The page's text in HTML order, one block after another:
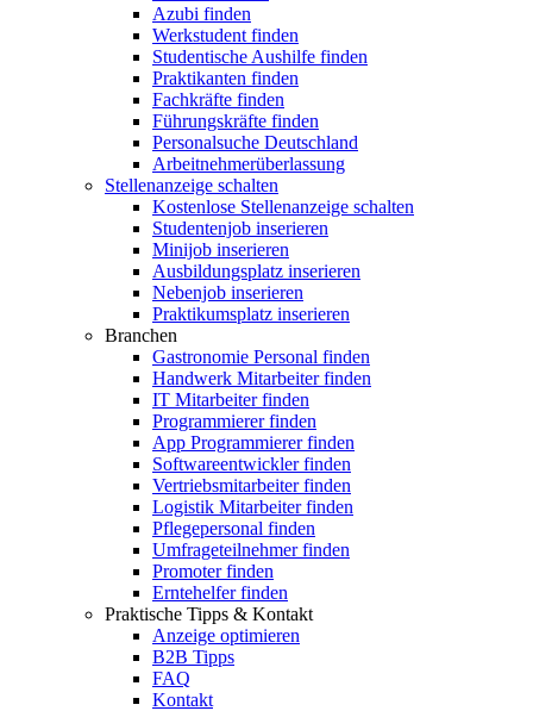
Azubi finden
Werkstudent finden
Studentische Aushilfe finden
Praktikanten finden
Fachkräfte finden
Führungskräfte finden
Personalsuche Deutschland
Arbeitnehmerüberlassung
Stellenanzeige schalten
Kostenlose Stellenanzeige schalten
Studentenjob inserieren
Minijob inserieren
Ausbildungsplatz inserieren
Nebenjob inserieren
Praktikumsplatz inserieren
Branchen
Gastronomie Personal finden
Handwerk Mitarbeiter finden
IT Mitarbeiter finden
Programmierer finden
App Programmierer finden
Softwareentwickler finden
Vertriebsmitarbeiter finden
Logistik Mitarbeiter finden
Pflegepersonal finden
Umfrageteilnehmer finden
Promoter finden
Erntehelfer finden
Praktische Tipps & Kontakt
Anzeige optimieren
B2B Tipps
FAQ
Kontakt